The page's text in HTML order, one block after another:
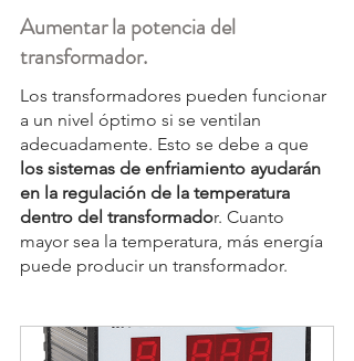
Aumentar la potencia del
transformador.
Los transformadores pueden funcionar
a un nivel óptimo si se ventilan
adecuadamente. Esto se debe a que
los sistemas de enfriamiento ayudarán
en la regulación de la temperatura
dentro del transformador. Cuanto
mayor sea la temperatura, más energía
puede producir un transformador.